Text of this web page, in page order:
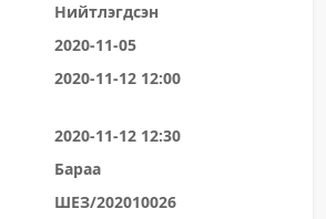
Нийтлэгдсэн
2020-11-05
2020-11-12 12:00
2020-11-12 12:30
Бараа
ШЕЗ/202010026